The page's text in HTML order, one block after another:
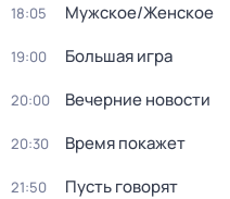
18:05 Мужское/Женское
19:00 Большая игра
20:00 Вечерние новости
20:30 Время покажет
21:50 Пусть говорят